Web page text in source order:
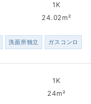
1K
24.02m²
洗面所独立 ガスコンロ
1K
24m²